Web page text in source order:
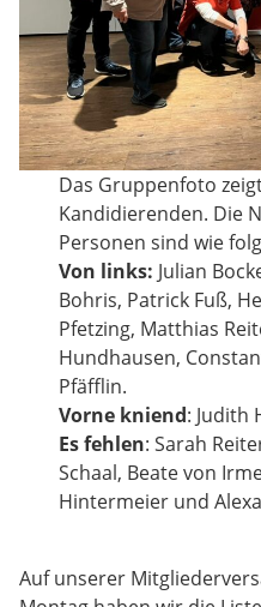
Das Gruppenfoto
Kandidierenden. Die
Personen sind wie
Von links: Julian
Bohris, Patrick Fuß,
Pfetzing, Matthias
Hundhausen,
Pfäfflin.
Vorne kniend: Judith
Es fehlen: Sarah
Schaal, Beate von
Hintermeier und
Auf unserer